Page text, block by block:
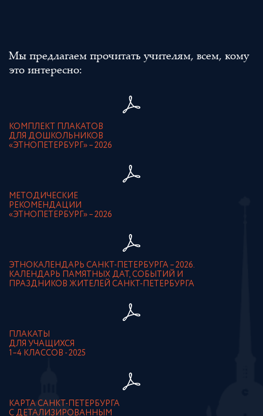
Мы предлагаем прочитать учителям, всем, кому
это интересно:
КОМПЛЕКТ ПЛАКАТОВ
ДЛЯ ДОШКОЛЬНИКОВ
«ЭТНОПЕТЕРБУРГ» – 2026
МЕТОДИЧЕСКИЕ
РЕКОМЕНДАЦИИ
«ЭТНОПЕТЕРБУРГ» – 2026
ЭТНОКАЛЕНДАРЬ САНКТ-ПЕТЕРБУРГА – 2026.
КАЛЕНДАРЬ ПАМЯТНЫХ ДАТ, СОБЫТИЙ И
ПРАЗДНИКОВ ЖИТЕЛЕЙ САНКТ-ПЕТЕРБУРГА
ПЛАКАТЫ
ДЛЯ УЧАЩИХСЯ
1–4 КЛАССОВ - 2025
КАРТА САНКТ-ПЕТЕРБУРГА
С ДЕТАЛИЗИРОВАННЫМ